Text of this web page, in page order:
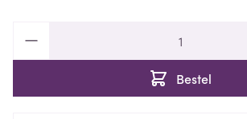
Bestel